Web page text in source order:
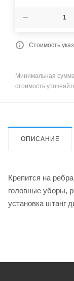
Стоимость
Минимальная
стоимость
ОПИСАНИЕ
Крепится на
головные уборы,
установка штанг